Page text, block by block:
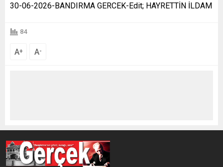
30-06-2026-BANDIRMA GERCEK-Edit; HAYRETTİN İLDAM
84
A+ A-